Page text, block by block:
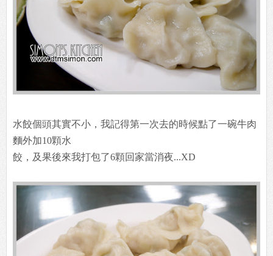
水餃個頭其實不小，我記得第一次去的時候點了一碗牛肉
麵外加10顆水
餃，及果後來我打包了6顆回家當消夜...XD